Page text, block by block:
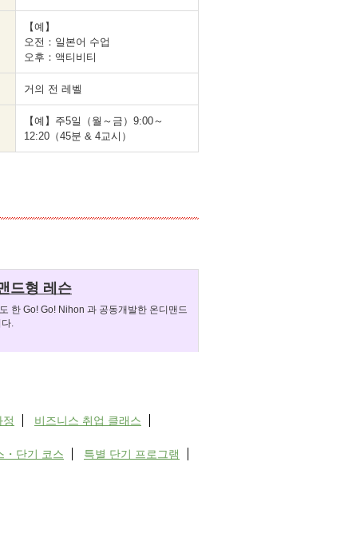
【예】
오전：일본어 수업
오후：액티비티
거의 전 레벨
【예】주5일（월～금）9:00～
12:20（45분 & 4교시）
드형 레슨
한 Go! Go! Nihon 과 공동개발한 온디맨드
.
비즈니스 취업 클래스
・단기 코스 특별 단기 프로그램